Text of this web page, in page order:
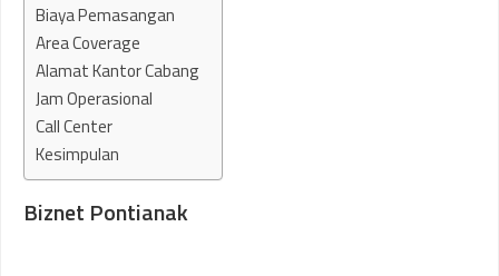
Biaya Pemasangan
Area Coverage
Alamat Kantor Cabang
Jam Operasional
Call Center
Kesimpulan
Biznet Pontianak